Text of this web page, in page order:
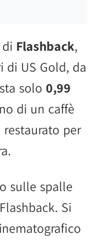
di Flashback,
di US Gold, da
solo 0,99
di un caffè
per
sulle spalle
Si